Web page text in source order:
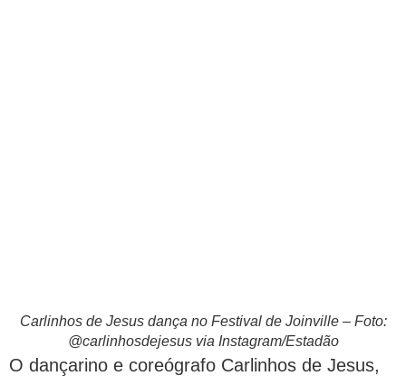
Carlinhos de Jesus dança no Festival de Joinville – Foto:
@carlinhosdejesus via Instagram/Estadão
O dançarino e coreógrafo Carlinhos de Jesus,